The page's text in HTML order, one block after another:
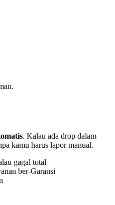
. Kalau ada drop dalam
kamu harus lapor manual.
gagal total
ber-Garansi